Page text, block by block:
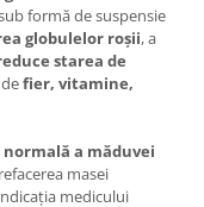
formă de suspensie
globulelor roșii, a
starea de
fier, vitamine,
a măduvei
masei
medicului